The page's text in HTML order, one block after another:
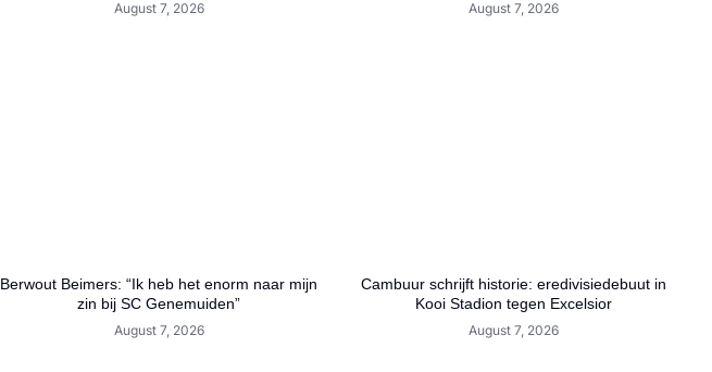
August 7, 2026 August 7, 2026
Berwout Beimers: “Ik heb het enorm naar mijn
zin bij SC Genemuiden”
August 7, 2026
Cambuur schrijft historie: eredivisiedebuut in
Kooi Stadion tegen Excelsior
August 7, 2026